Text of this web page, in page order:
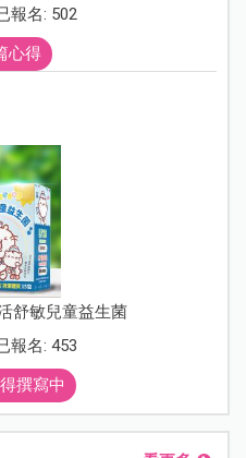
報名: 502
心得
舒敏兒童益生菌
報名: 453
撰寫中